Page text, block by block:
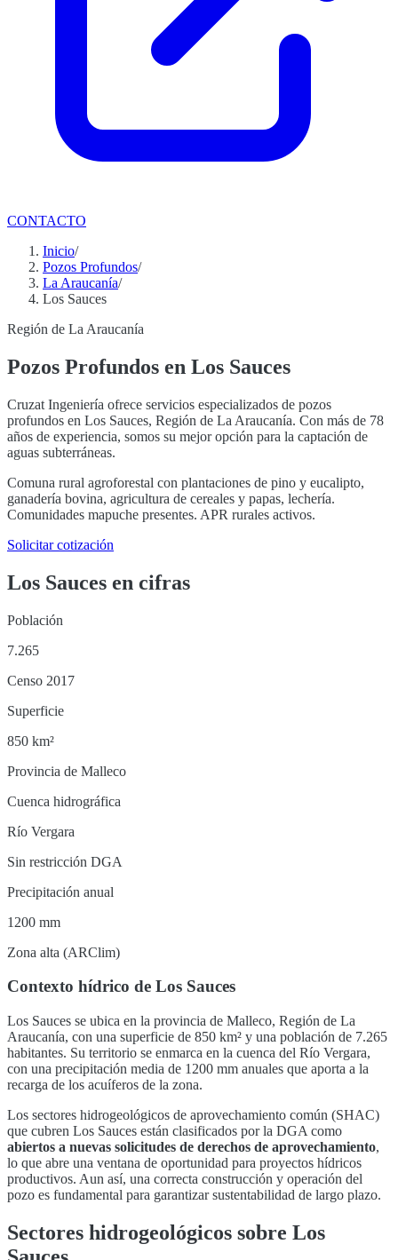
CONTACTO
Inicio/
Pozos Profundos/
La Araucanía/
Los Sauces
Región de La Araucanía
Pozos Profundos en Los Sauces
Cruzat Ingeniería ofrece servicios especializados de pozos
profundos en Los Sauces, Región de La Araucanía. Con más de 78
años de experiencia, somos su mejor opción para la captación de
aguas subterráneas.
Comuna rural agroforestal con plantaciones de pino y eucalipto,
ganadería bovina, agricultura de cereales y papas, lechería.
Comunidades mapuche presentes. APR rurales activos.
Solicitar cotización
Los Sauces en cifras
Población
7.265
Censo 2017
Superficie
850 km²
Provincia de Malleco
Cuenca hidrográfica
Río Vergara
Sin restricción DGA
Precipitación anual
1200 mm
Zona alta (ARClim)
Contexto hídrico de Los Sauces
Los Sauces se ubica en la provincia de Malleco, Región de La
Araucanía, con una superficie de 850 km² y una población de 7.265
habitantes. Su territorio se enmarca en la cuenca del Río Vergara,
con una precipitación media de 1200 mm anuales que aporta a la
recarga de los acuíferos de la zona.
Los sectores hidrogeológicos de aprovechamiento común (SHAC)
que cubren Los Sauces están clasificados por la DGA como
abiertos a nuevas solicitudes de derechos de aprovechamiento,
lo que abre una ventana de oportunidad para proyectos hídricos
productivos. Aun así, una correcta construcción y operación del
pozo es fundamental para garantizar sustentabilidad de largo plazo.
Sectores hidrogeológicos sobre Los